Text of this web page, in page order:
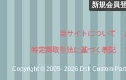
新規会員
当サイトについて
特定商取引法に基づく表記
Copyright © 2005- 2026 Doll Custom